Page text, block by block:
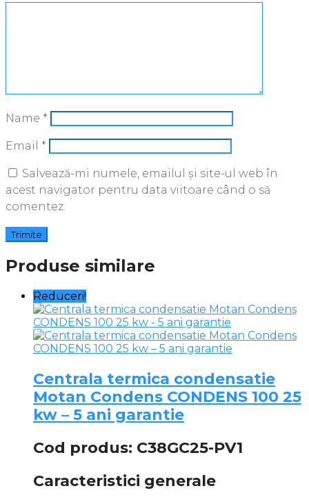
Name *
Email *
Salvează-mi numele, emailul și site-ul web în
acest navigator pentru data viitoare când o să
comentez.
Produse similare
Reduceri!
Centrala termica condensatie
Motan Condens CONDENS 100 25
kw – 5 ani garantie
Cod produs: C38GC25-PV1
Caracteristici generale